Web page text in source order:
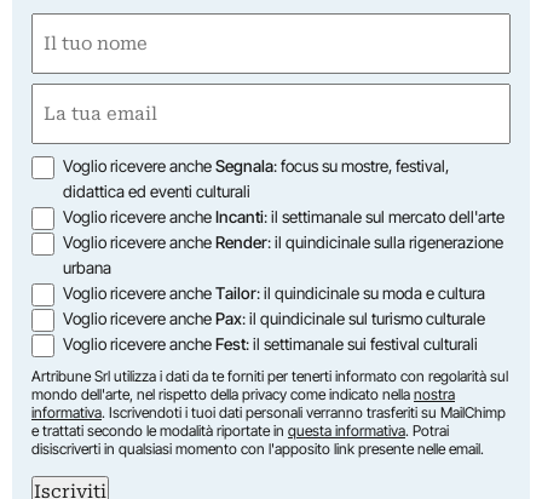
(Obbligatorio)
Nome
(Obbligatorio)
Opzioni
Voglio ricevere ancheSegnala: focus su mostre, festival,
didattica ed eventi culturali
Voglio ricevere ancheIncanti: il settimanale sul mercato dell'arte
Voglio ricevere ancheRender: il quindicinale sulla rigenerazione
urbana
Voglio ricevere ancheTailor: il quindicinale su moda e cultura
Voglio ricevere anchePax: il quindicinale sul turismo culturale
Voglio ricevere ancheFest: il settimanale sui festival culturali
Artribune Srl utilizza i dati da te forniti per tenerti informato con regolarità sul
mondo dell'arte, nel rispetto della privacy come indicato nella nostra
informativa. Iscrivendoti i tuoi dati personali verranno trasferiti su MailChimp
e trattati secondo le modalità riportate in questa informativa. Potrai
disiscriverti in qualsiasi momento con l'apposito link presente nelle email.
Iscriviti